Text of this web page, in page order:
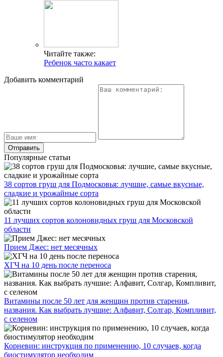
Читайте также:
Ребенок часто какает
Добавить комментарий
Популярные статьи
38 сортов груш для Подмосковья: лучшие, самые вкусные,
сладкие и урожайные сорта
11 лучших сортов колоновидных груш для Московской
области
Прием Джес: нет месячных
ХГЧ на 10 день после переноса
Витамины после 50 лет для женщин против старения,
названия. Как выбрать лучшие: Алфавит, Солгар, Компливит,
с селеном
Корневин: инструкция по применению, 10 случаев, когда
биостимулятор необходим